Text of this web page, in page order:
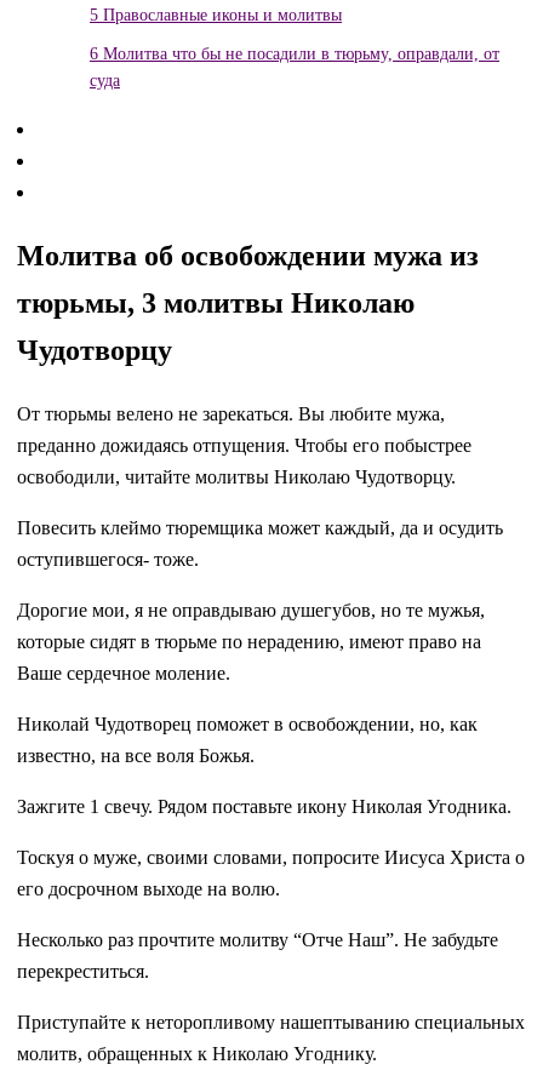
5 Православные иконы и молитвы
6 Молитва что бы не посадили в тюрьму, оправдали, от
суда
Молитва об освобождении мужа из
тюрьмы, 3 молитвы Николаю
Чудотворцу
От тюрьмы велено не зарекаться. Вы любите мужа,
преданно дожидаясь отпущения. Чтобы его побыстрее
освободили, читайте молитвы Николаю Чудотворцу.
Повесить клеймо тюремщика может каждый, да и осудить
оступившегося- тоже.
Дорогие мои, я не оправдываю душегубов, но те мужья,
которые сидят в тюрьме по нерадению, имеют право на
Ваше сердечное моление.
Николай Чудотворец поможет в освобождении, но, как
известно, на все воля Божья.
Зажгите 1 свечу. Рядом поставьте икону Николая Угодника.
Тоскуя о муже, своими словами, попросите Иисуса Христа о
его досрочном выходе на волю.
Несколько раз прочтите молитву “Отче Наш”. Не забудьте
перекреститься.
Приступайте к неторопливому нашептыванию специальных
молитв, обращенных к Николаю Угоднику.